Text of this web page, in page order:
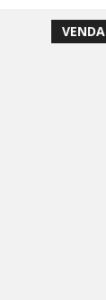
VENDA